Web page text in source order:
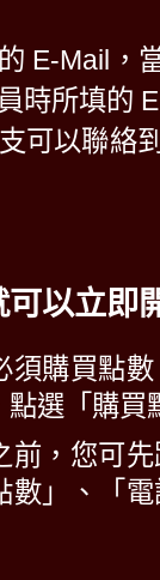
E-Mail，
時所填的
可以聯絡
以立即
須購買點
選「購
前，您可
數」、「